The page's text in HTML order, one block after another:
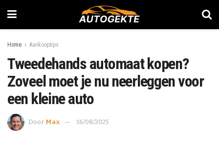
Home Aankooptips
Tweedehands automaat kopen?
Zoveel moet je nu neerleggen voor
een kleine auto
Door Max 16/08/2025